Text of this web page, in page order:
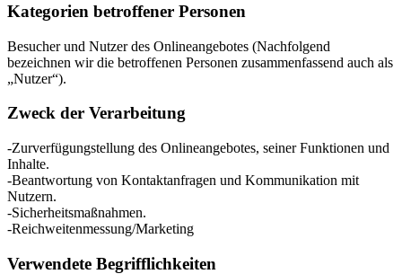
Kategorien betroffener Personen
Besucher und Nutzer des Onlineangebotes (Nachfolgend
bezeichnen wir die betroffenen Personen zusammenfassend auch als
„Nutzer“).
Zweck der Verarbeitung
-Zurverfügungstellung des Onlineangebotes, seiner Funktionen und
Inhalte.
-Beantwortung von Kontaktanfragen und Kommunikation mit
Nutzern.
-Sicherheitsmaßnahmen.
-Reichweitenmessung/Marketing
Verwendete Begrifflichkeiten